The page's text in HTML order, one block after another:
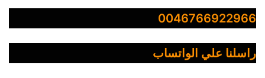
0046766922966
راسلنا علي الواتساب